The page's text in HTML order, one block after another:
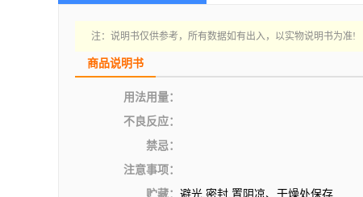
注：说明书仅供参考，所有数据如有出入，以实物说明书为准!
商品说明书
用法用量：
不良反应：
禁忌：
注意事项：
贮藏： 避光,密封,置阴凉、干燥处保存